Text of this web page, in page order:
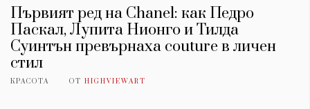
Първият ред на Chanel: как Педро
Паскал, Лупита Нионго и Тилда
Суинтън превърнаха couture в личен
стил
КРАСОТА ОТ HIGHVIEWART